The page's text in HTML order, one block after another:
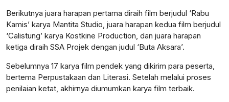
Berikutnya juara harapan pertama diraih film berjudul ‘Rabu
Kamis’ karya Mantita Studio, juara harapan kedua film berjudul
‘Calistung’ karya Kostkine Production, dan juara harapan
ketiga diraih SSA Projek dengan judul ‘Buta Aksara’.
Sebelumnya 17 karya film pendek yang dikirim para peserta,
bertema Perpustakaan dan Literasi. Setelah melalui proses
penilaian ketat, akhirnya diumumkan karya film terbaik.